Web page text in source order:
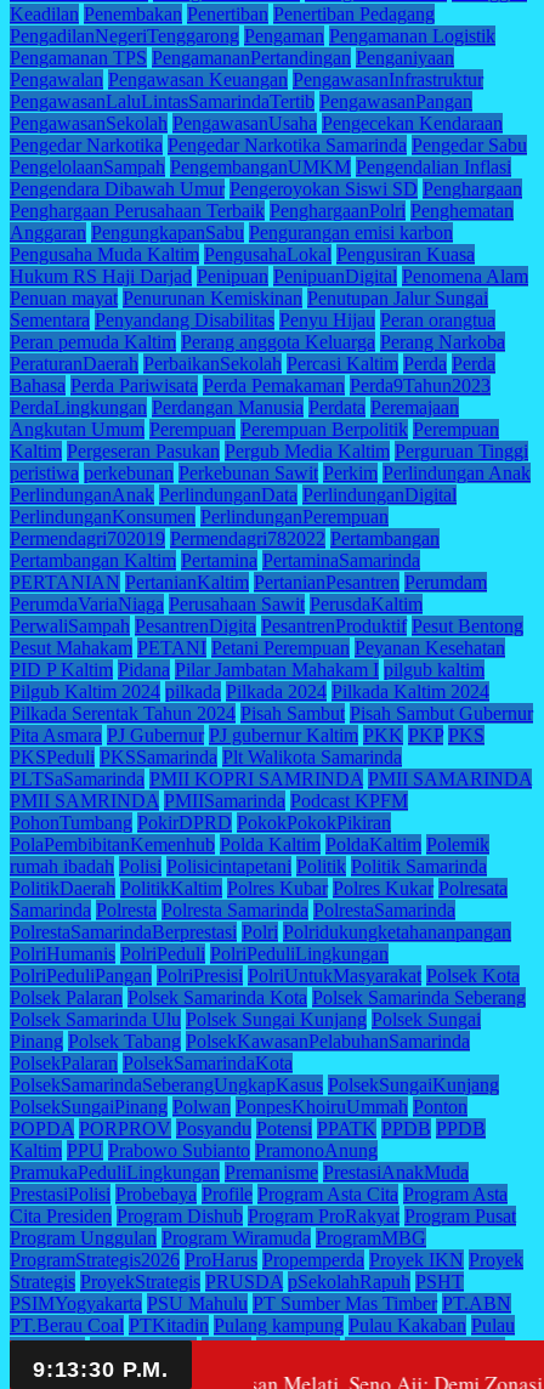
Keadilan Penembakan Penertiban Penertiban Pedagang
PengadilanNegeriTenggarong Pengaman Pengamanan Logistik
Pengamanan TPS PengamananPertandingan Penganiyaan
Pengawalan Pengawasan Keuangan PengawasanInfrastruktur
PengawasanLaluLintasSamarindaTertib PengawasanPangan
PengawasanSekolah PengawasanUsaha Pengecekan Kendaraan
Pengedar Narkotika Pengedar Narkotika Samarinda Pengedar Sabu
PengelolaanSampah PengembanganUMKM Pengendalian Inflasi
Pengendara Dibawah Umur Pengeroyokan Siswi SD Penghargaan
Penghargaan Perusahaan Terbaik PenghargaanPolri Penghematan
Anggaran PengungkapanSabu Pengurangan emisi karbon
Pengusaha Muda Kaltim PengusahaLokal Pengusiran Kuasa
Hukum RS Haji Darjad Penipuan PenipuanDigital Penomena Alam
Penuan mayat Penurunan Kemiskinan Penutupan Jalur Sungai
Sementara Penyandang Disabilitas Penyu Hijau Peran orangtua
Peran pemuda Kaltim Perang anggota Keluarga Perang Narkoba
PeraturanDaerah PerbaikanSekolah Percasi Kaltim Perda Perda
Bahasa Perda Pariwisata Perda Pemakaman Perda9Tahun2023
PerdaLingkungan Perdangan Manusia Perdata Peremajaan
Angkutan Umum Perempuan Perempuan Berpolitik Perempuan
Kaltim Pergeseran Pasukan Pergub Media Kaltim Perguruan Tinggi
peristiwa perkebunan Perkebunan Sawit Perkim Perlindungan Anak
PerlindunganAnak PerlindunganData PerlindunganDigital
PerlindunganKonsumen PerlindunganPerempuan
Permendagri702019 Permendagri782022 Pertambangan
Pertambangan Kaltim Pertamina PertaminaSamarinda
PERTANIAN PertanianKaltim PertanianPesantren Perumdam
PerumdaVariaNiaga Perusahaan Sawit PerusdaKaltim
PerwaliSampah PesantrenDigita PesantrenProduktif Pesut Bentong
Pesut Mahakam PETANI Petani Perempuan Peyanan Kesehatan
PID P Kaltim Pidana Pilar Jambatan Mahakam I pilgub kaltim
Pilgub Kaltim 2024 pilkada Pilkada 2024 Pilkada Kaltim 2024
Pilkada Serentak Tahun 2024 Pisah Sambut Pisah Sambut Gubernur
Pita Asmara PJ Gubernur PJ gubernur Kaltim PKK PKP PKS
PKSPeduli PKSSamarinda Plt Walikota Samarinda
PLTSaSamarinda PMII KOPRI SAMRINDA PMII SAMARINDA
PMII SAMRINDA PMIISamarinda Podcast KPFM
PohonTumbang PokirDPRD PokokPokokPikiran
PolaPembibitanKemenhub Polda Kaltim PoldaKaltim Polemik
rumah ibadah Polisi Polisicintapetani Politik Politik Samarinda
PolitikDaerah PolitikKaltim Polres Kubar Polres Kukar Polresata
Samarinda Polresta Polresta Samarinda PolrestaSamarinda
PolrestaSamarindaBerprestasi Polri Polridukungketahananpangan
PolriHumanis PolriPeduli PolriPeduliLingkungan
PolriPeduliPangan PolriPresisi PolriUntukMasyarakat Polsek Kota
Polsek Palaran Polsek Samarinda Kota Polsek Samarinda Seberang
Polsek Samarinda Ulu Polsek Sungai Kunjang Polsek Sungai
Pinang Polsek Tabang PolsekKawasanPelabuhanSamarinda
PolsekPalaran PolsekSamarindaKota
PolsekSamarindaSeberangUngkapKasus PolsekSungaiKunjang
PolsekSungaiPinang Polwan PonpesKhoiruUmmah Ponton
POPDA PORPROV Posyandu Potensi PPATK PPDB PPDB
Kaltim PPU Prabowo Subianto PramonoAnung
PramukaPeduliLingkungan Premanisme PrestasiAnakMuda
PrestasiPolisi Probebaya Profile Program Asta Cita Program Asta
Cita Presiden Program Dishub Program ProRakyat Program Pusat
Program Unggulan Program Wiramuda ProgramMBG
ProgramStrategis2026 ProHarus Propemperda Proyek IKN Proyek
Strategis ProyekStrategis PRUSDA pSekolahRapuh PSHT
PSIMYogyakarta PSU Mahulu PT Sumber Mas Timber PT.ABN
PT.Berau Coal PTKitadin Pulang kampung Pulau Kakaban Pulau
Sangalaki PUPR Kaltim Pupuk Puskesmas PW ISNU KALTIM
Quick Count Pilgub Kalimantan Timur